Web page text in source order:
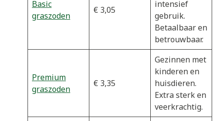
Basic
graszoden
€ 3,05
intensief
gebruik.
Betaalbaar en
betrouwbaar.
Premium
graszoden
€ 3,35
Gezinnen met
kinderen en
huisdieren.
Extra sterk en
veerkrachtig.